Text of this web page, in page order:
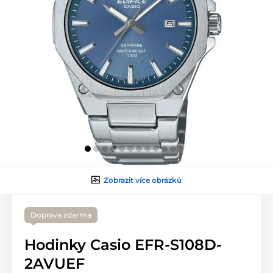
Zobrazit více obrázků
Doprava zdarma
Hodinky Casio EFR-S108D-
2AVUEF